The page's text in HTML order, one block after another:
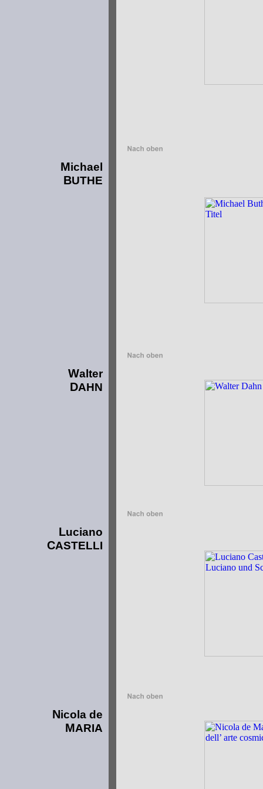
Michael
BUTHE
Walter
DAHN
Luciano
CASTELLI
Nicola de
MARIA